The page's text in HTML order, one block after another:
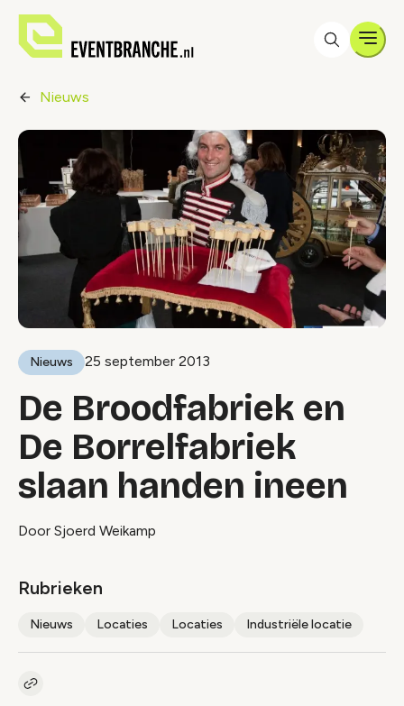
Nieuws
Nieuws 25 september 2013
De Broodfabriek en
De Borrelfabriek
slaan handen ineen
Door Sjoerd Weikamp
Rubrieken
Nieuws Locaties Locaties Industriële locatie
Kopieer link naar artikel